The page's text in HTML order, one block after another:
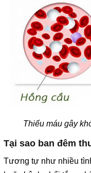
Thiếu máu gây
Tại sao ban đêm
Tương tự như nhiều